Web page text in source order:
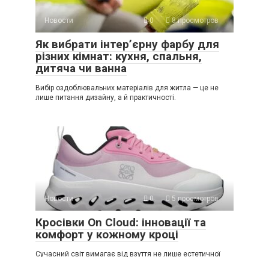
Новости 0 8 просмотров
Як вибрати інтер’єрну фарбу для
різних кімнат: кухня, спальня,
дитяча чи ванна
Вибір оздоблювальних матеріалів для житла — це не
лише питання дизайну, а й практичності.
Новости 0 5 просмотров
Кросівки On Cloud: інновації та
комфорт у кожному кроці
Сучасний світ вимагає від взуття не лише естетичної